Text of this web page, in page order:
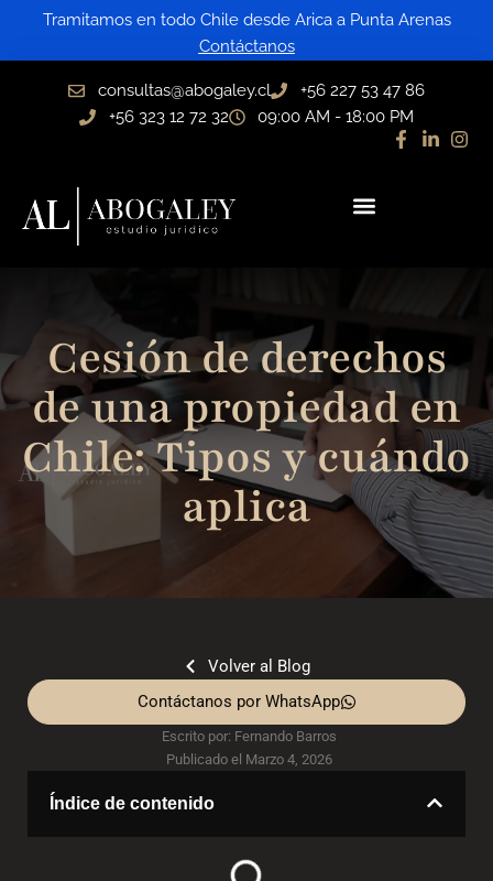
contenido
Tramitamos en todo Chile desde Arica a Punta Arenas
Contáctanos
consultas@abogaley.cl
+56 227 53 47 86
+56 323 12 72 32
09:00 AM - 18:00 PM
Cesión de derechos
de una propiedad en
Chile: Tipos y cuándo
aplica
Volver al Blog
Contáctanos por WhatsApp
Escrito por: Fernando Barros
Publicado el Marzo 4, 2026
Índice de contenido